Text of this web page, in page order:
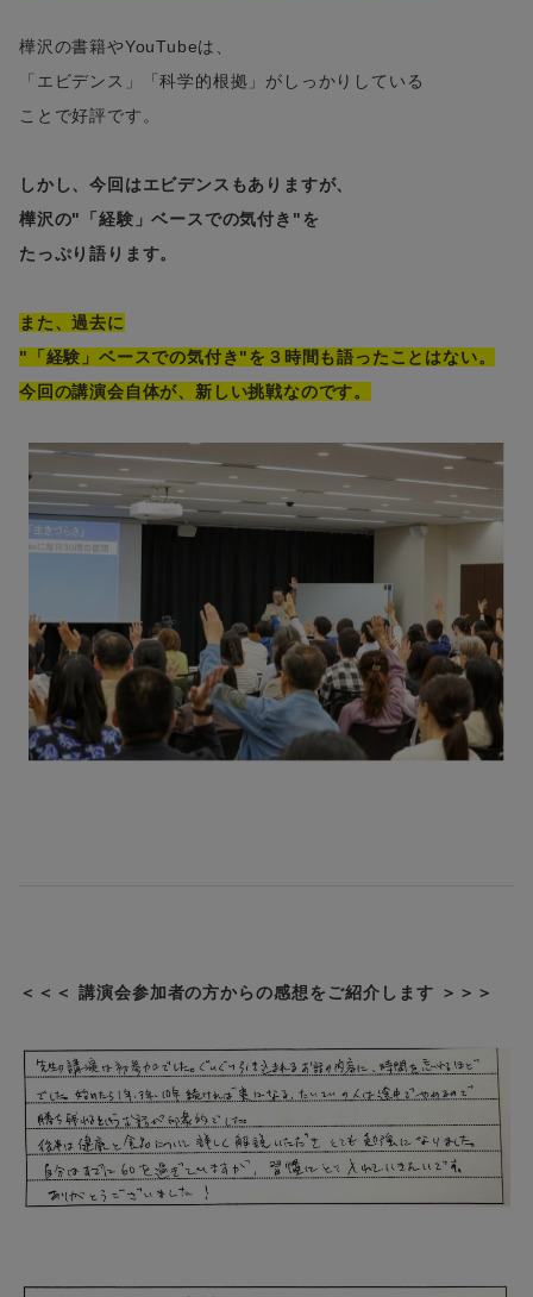
樺沢の書籍やYouTubeは、
「エビデンス」「科学的根拠」がしっかりしている
ことで好評です。
しかし、今回はエビデンスもありますが、
樺沢の"「経験」ベースでの気付き"を
たっぷり語ります。
また、過去に
"「経験」ベースでの気付き"を３時間も語ったことはない。
今回の講演会自体が、新しい挑戦なのです。
＜＜＜ 講演会参加者の方からの感想をご紹介します ＞＞＞